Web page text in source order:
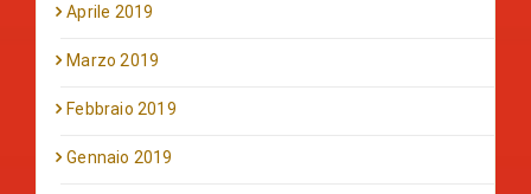
Aprile 2019
Marzo 2019
Febbraio 2019
Gennaio 2019